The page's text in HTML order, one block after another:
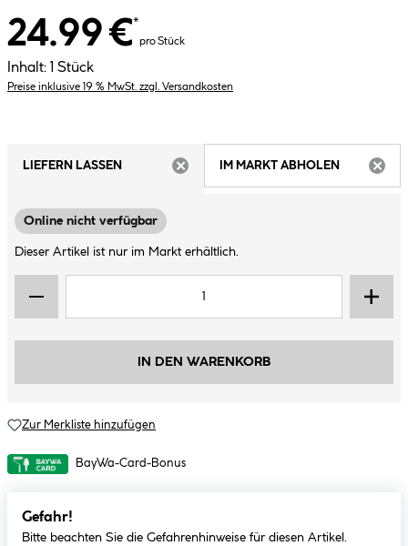
24.99 €*
pro Stück
Inhalt: 1 Stück
Preise inklusive 19 % MwSt. zzgl. Versandkosten
LIEFERN LASSEN
IM MARKT ABHOLEN
Online nicht verfügbar
Dieser Artikel ist nur im Markt erhältlich.
IN DEN WARENKORB
Zur Merkliste hinzufügen
BayWa-Card-Bonus
Gefahr!
Bitte beachten Sie die Gefahrenhinweise für diesen Artikel.